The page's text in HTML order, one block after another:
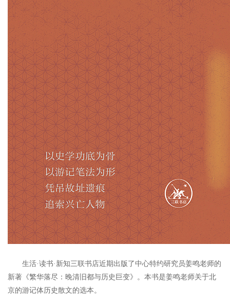
生活·读书·新知三联书店近期出版了中心特约研究员姜鸣老师的
新著《繁华落尽：晚清旧都与历史巨变》。本书是姜鸣老师关于北
京的游记体历史散文的选本。